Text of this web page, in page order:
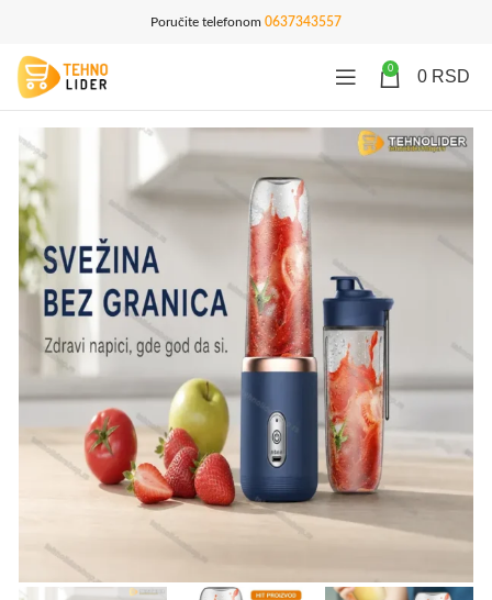
Poručite telefonom 0637343557
0 0 RSD